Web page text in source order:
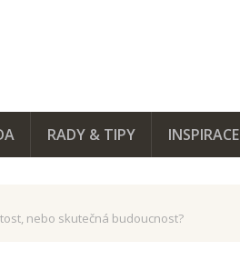
RADY & TIPY INSPIRACE
nebo skutečná budoucnost?